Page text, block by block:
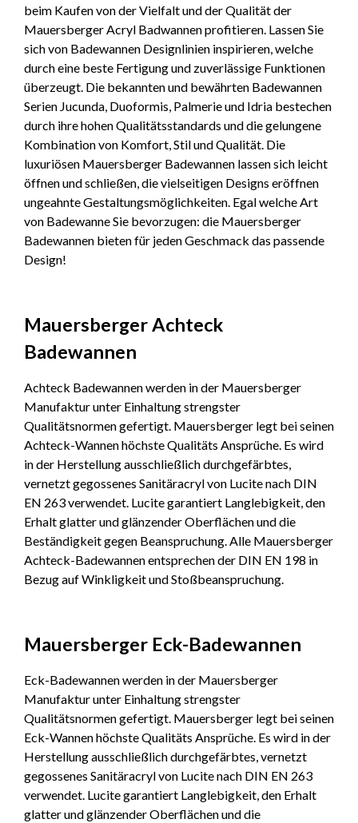
beim Kaufen von der Vielfalt und der Qualität der
Mauersberger Acryl Badwannen profitieren. Lassen Sie
sich von Badewannen Designlinien inspirieren, welche
durch eine beste Fertigung und zuverlässige Funktionen
überzeugt. Die bekannten und bewährten Badewannen
Serien Jucunda, Duoformis, Palmerie und Idria bestechen
durch ihre hohen Qualitätsstandards und die gelungene
Kombination von Komfort, Stil und Qualität. Die
luxuriösen Mauersberger Badewannen lassen sich leicht
öffnen und schließen, die vielseitigen Designs eröffnen
ungeahnte Gestaltungsmöglichkeiten. Egal welche Art
von Badewanne Sie bevorzugen: die Mauersberger
Badewannen bieten für jeden Geschmack das passende
Design!
Mauersberger Achteck
Badewannen
Achteck Badewannen werden in der Mauersberger
Manufaktur unter Einhaltung strengster
Qualitätsnormen gefertigt. Mauersberger legt bei seinen
Achteck-Wannen höchste Qualitäts Ansprüche. Es wird
in der Herstellung ausschließlich durchgefärbtes,
vernetzt gegossenes Sanitäracryl von Lucite nach DIN
EN 263 verwendet. Lucite garantiert Langlebigkeit, den
Erhalt glatter und glänzender Oberflächen und die
Beständigkeit gegen Beanspruchung. Alle Mauersberger
Achteck-Badewannen entsprechen der DIN EN 198 in
Bezug auf Winkligkeit und Stoßbeanspruchung.
Mauersberger Eck-Badewannen
Eck-Badewannen werden in der Mauersberger
Manufaktur unter Einhaltung strengster
Qualitätsnormen gefertigt. Mauersberger legt bei seinen
Eck-Wannen höchste Qualitäts Ansprüche. Es wird in der
Herstellung ausschließlich durchgefärbtes, vernetzt
gegossenes Sanitäracryl von Lucite nach DIN EN 263
verwendet. Lucite garantiert Langlebigkeit, den Erhalt
glatter und glänzender Oberflächen und die